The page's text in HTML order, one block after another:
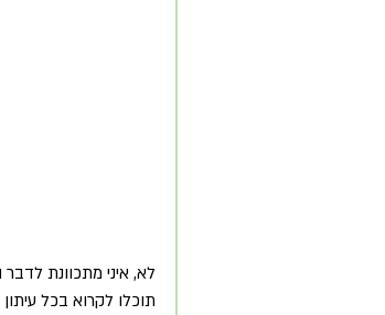
לא, איני מתכוונת
תוכלו לקרוא בכל